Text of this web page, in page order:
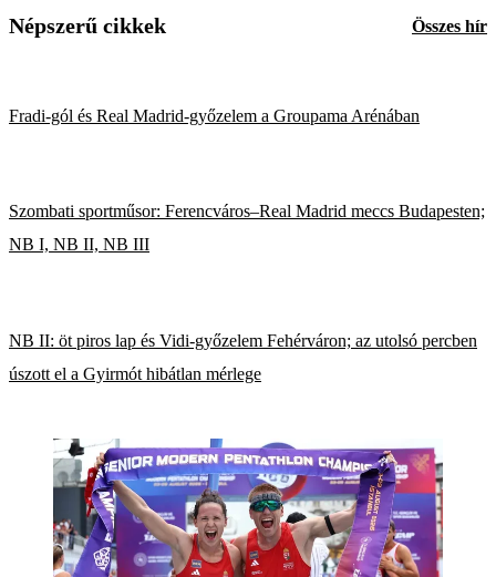
Népszerű cikkek Összes hír
Fradi-gól és Real Madrid-győzelem a Groupama Arénában
Szombati sportműsor: Ferencváros–Real Madrid meccs Budapesten;
NB I, NB II, NB III
NB II: öt piros lap és Vidi-győzelem Fehérváron; az utolsó percben
úszott el a Gyirmót hibátlan mérlege